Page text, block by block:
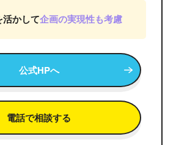
活かして企画の実現性も考慮
公式HPへ
電話で相談する